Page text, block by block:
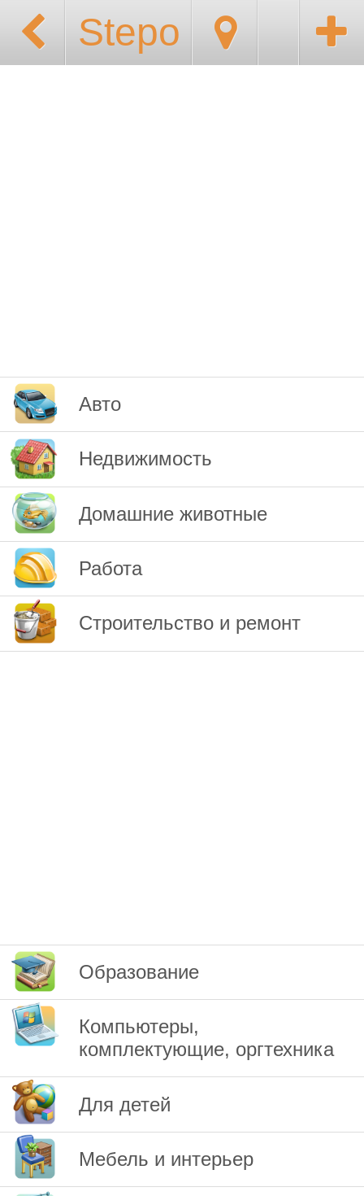
Stepo
Авто
Недвижимость
Домашние животные
Работа
Строительство и ремонт
Образование
Компьютеры,
комплектующие, оргтехника
Для детей
Мебель и интерьер